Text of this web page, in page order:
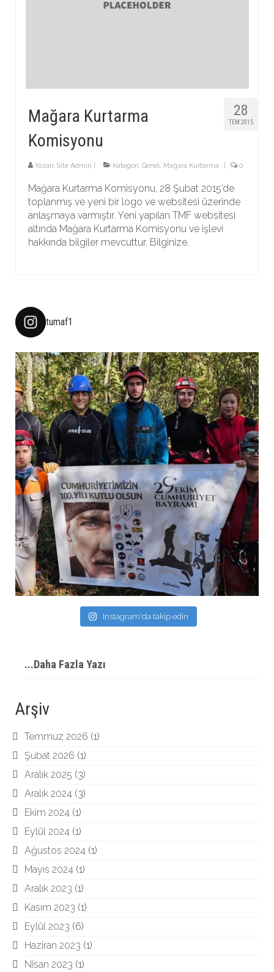
28
TEM 2015
Mağara Kurtarma
Komisyonu
Yazarı: Site Admin Kategori: Genel, Mağara Kurtarma 0
Mağara Kurtarma Komisyonu, 28 Şubat 2015’de
toplanmış ve yeni bir logo ve websitesi üzerinde
anlaşmaya varmıştır. Yeni yapılan TMF websitesi
altında Mağara Kurtarma Komisyonu ve işlevi
hakkında bilgiler mevcuttur. Bilginize.
tumaf1
Instagram'da takip edin
...Daha Fazla Yazı
Arşiv
Temmuz 2026 (1)
Şubat 2026 (1)
Aralık 2025 (3)
Aralık 2024 (3)
Ekim 2024 (1)
Eylül 2024 (1)
Ağustos 2024 (1)
Mayıs 2024 (1)
Aralık 2023 (1)
Kasım 2023 (1)
Eylül 2023 (6)
Haziran 2023 (1)
Nisan 2023 (1)